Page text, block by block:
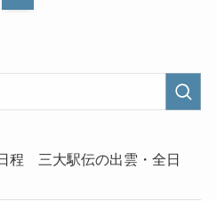
程 三大駅伝の出雲・全日